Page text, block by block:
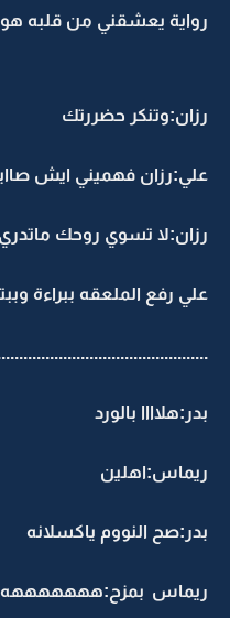
رواية يعشقني من قلبه هو
رزان:وتنكر حضررتك
علي:رزان فهميني ايش
رزان:لا تسوي روحك
علي رفع الملعقه ببراءة
...................................
بدر:هلاااا بالورد
ريماس:اهلين
بدر:صح النووم ياكسلانه
ريماس بمزح:هههههههه